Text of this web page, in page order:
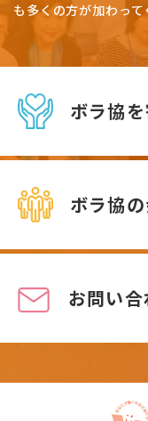
も多くの方が加わっ
ボラ協
ボラ協
お問い合